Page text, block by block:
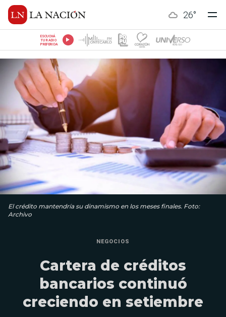
26°
ESCUCHÁ
TU RADIO
PREFERIDA
El crédito mantendría su dinamismo en los meses finales. Foto:
Archivo
NEGOCIOS
Cartera de créditos
bancarios continuó
creciendo en setiembre